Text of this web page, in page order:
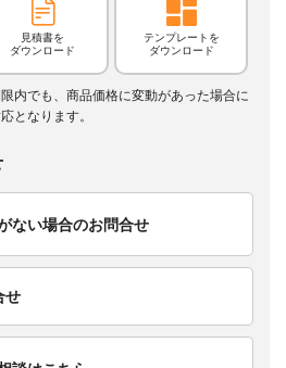
見積書を
ダウンロード
テンプレートを
ダウンロード
内でも、商品価格に変動があった場合に
となります。
ない場合のお問合せ
せ